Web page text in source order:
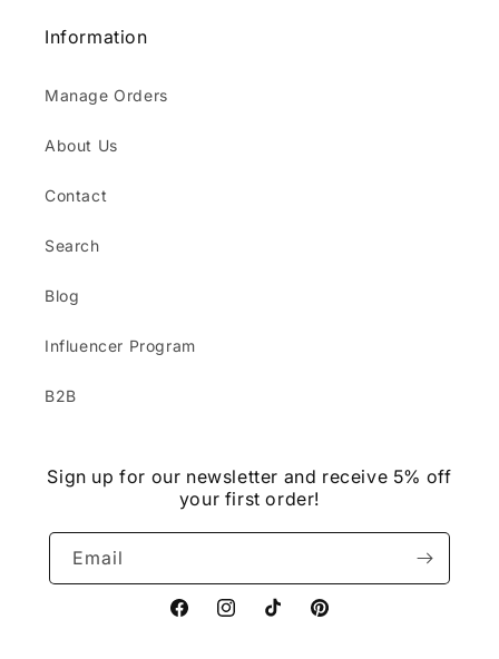
Information
Manage Orders
About Us
Contact
Search
Blog
Influencer Program
B2B
Sign up for our newsletter and receive 5% off
your first order!
Email
FacebookInstagramTikTok Pinterest